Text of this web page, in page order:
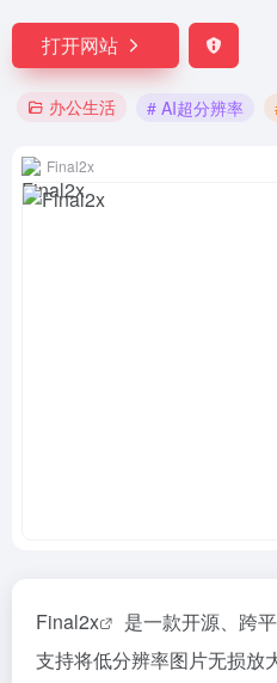
打开网站
办公生活 # AI超分辨率
Final2x
Final2x
是一款开源、跨
支持将低分辨率图片无损放